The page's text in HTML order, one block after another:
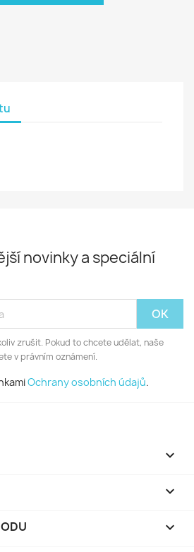
novinky a speciální
zrušit. Pokud to chcete udělat, naše
v právním oznámení.
Ochrany osobních údajů.


keyboard_arrow_down